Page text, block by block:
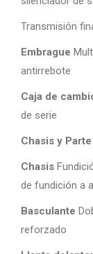
Transmisión
Embrague
antirrebote
Caja de
de serie
Chasis y
Chasis
de fundición a
Basculante
reforzado